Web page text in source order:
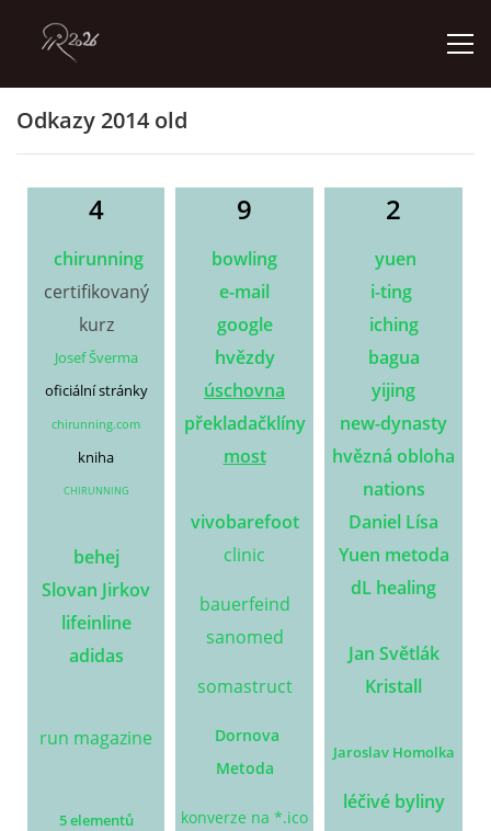
ÚVOD
KONTAKT
Odkazy 2014 old
4
chirunning
certifikovaný
kurz
Josef Šverma
oficiální stránky
chirunning.com
kniha
CHIRUNNING
behej
Slovan Jirkov
lifeinline
adidas
run magazine
5 elementů
9
bowling
e-mail
google
hvězdy
úschovna
překladačklíny
most
vivobarefoot
clinic
bauerfeind
sanomed
somastruct
Dornova
Metoda
konverze na *.ico
2
yuen
i-ting
iching
bagua
yijing
new-dynasty
hvězná obloha
nations
Daniel Lísa
Yuen metoda
dL healing
Jan Světlák
Kristall
Jaroslav Homolka
léčivé byliny